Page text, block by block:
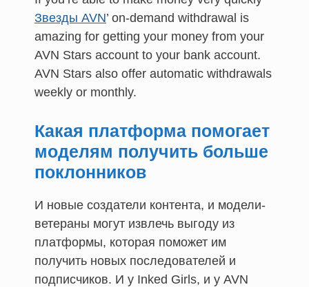
Звезды AVN’ on-demand withdrawal is
amazing for getting your money from your
AVN Stars account to your bank account.
AVN Stars also offer automatic withdrawals
weekly or monthly.
Какая платформа помогает
моделям получить больше
поклонников
И новые создатели контента, и модели-
ветераны могут извлечь выгоду из
платформы, которая поможет им
получить новых последователей и
подписчиков. И у Inked Girls, и у AVN